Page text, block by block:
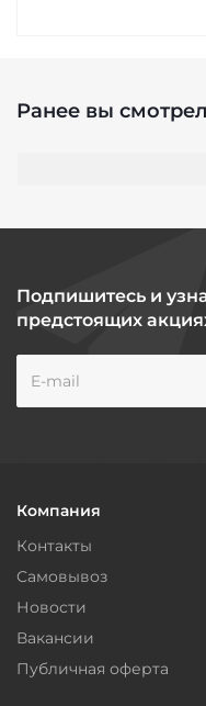
Ранее вы
Подпишитесь и
предстоящих
Компания
Контакты
Самовывоз
Новости
Вакансии
Публичная оферта